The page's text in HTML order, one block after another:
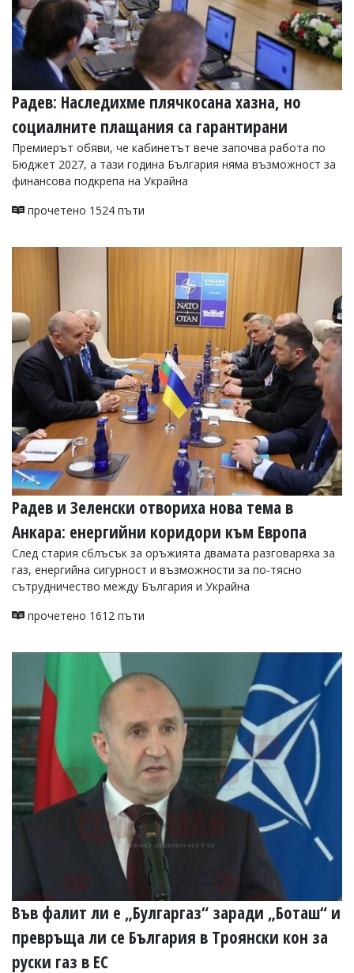
Радев: Наследихме плячкосана хазна, но
социалните плащания са гарантирани
Премиерът обяви, че кабинетът вече започва работа по
Бюджет 2027, а тази година България няма възможност за
финансова подкрепа на Украйна
прочетено 1524 пъти
Радев и Зеленски отвориха нова тема в
Анкара: енергийни коридори към Европа
След стария сблъсък за оръжията двамата разговаряха за
газ, енергийна сигурност и възможности за по-тясно
сътрудничество между България и Украйна
прочетено 1612 пъти
Във фалит ли е „Булгаргаз“ заради „Боташ“ и
превръща ли се България в Троянски кон за
руски газ в ЕС